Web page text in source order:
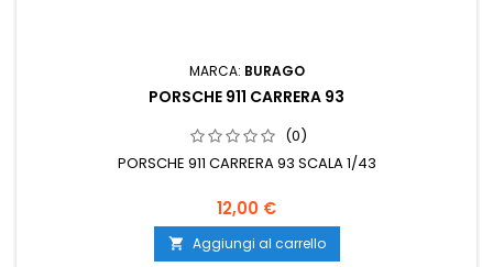
MARCA: BURAGO
PORSCHE 911 CARRERA 93
(0)
PORSCHE 911 CARRERA 93 SCALA 1/43
12,00 €
 Aggiungi al carrello